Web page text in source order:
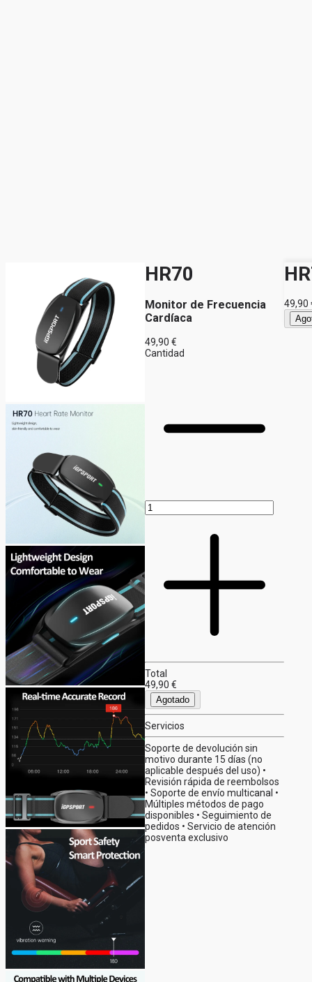
HR70
Monitor de Frecuencia
Cardíaca
49,90 €
Cantidad
Total
49,90 €
Agotado
Servicios
Soporte de devolución sin
motivo durante 15 días (no
aplicable después del uso) •
Revisión rápida de reembolsos
• Soporte de envío multicanal •
Múltiples métodos de pago
disponibles • Seguimiento de
pedidos • Servicio de atención
posventa exclusivo
49,90